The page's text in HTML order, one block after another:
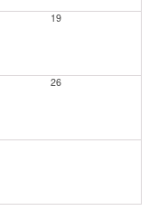
19
26